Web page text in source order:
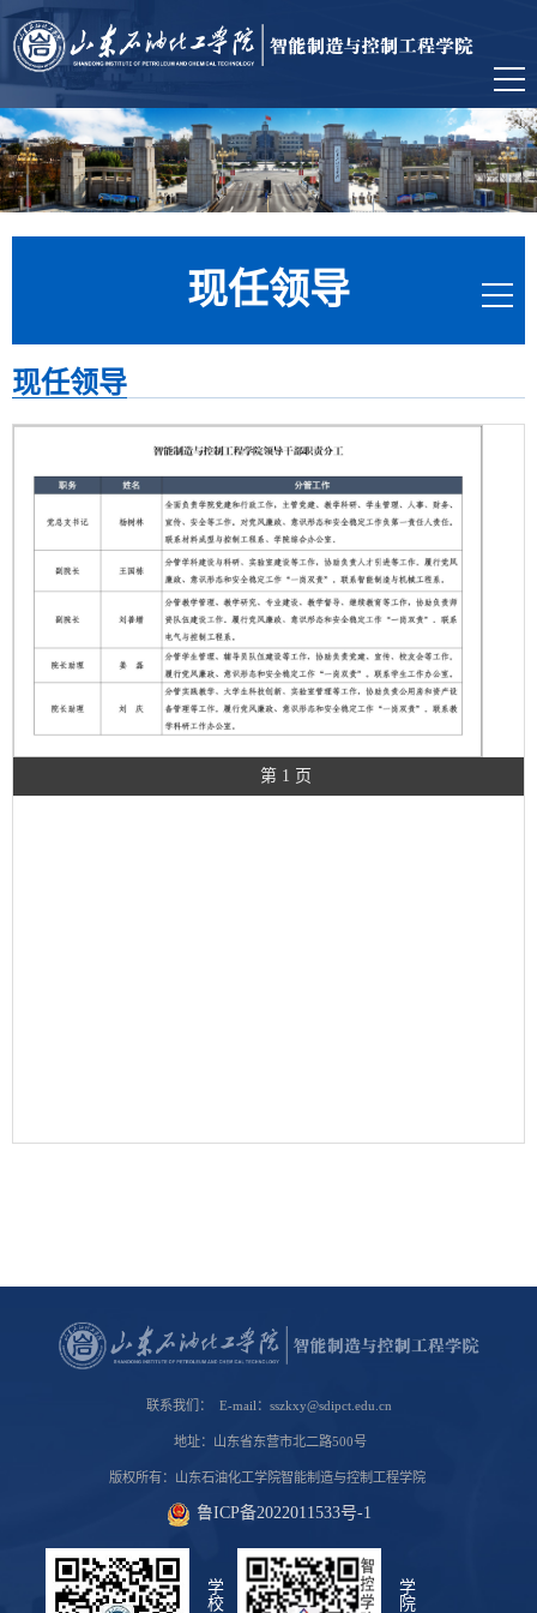
现任领导
现任领导
第 1 页
联系我们： E-mail：sszkxy@sdipct.edu.cn
地址：山东省东营市北二路500号
版权所有：山东石油化工学院智能制造与控制工程学院
鲁ICP备2022011533号-1